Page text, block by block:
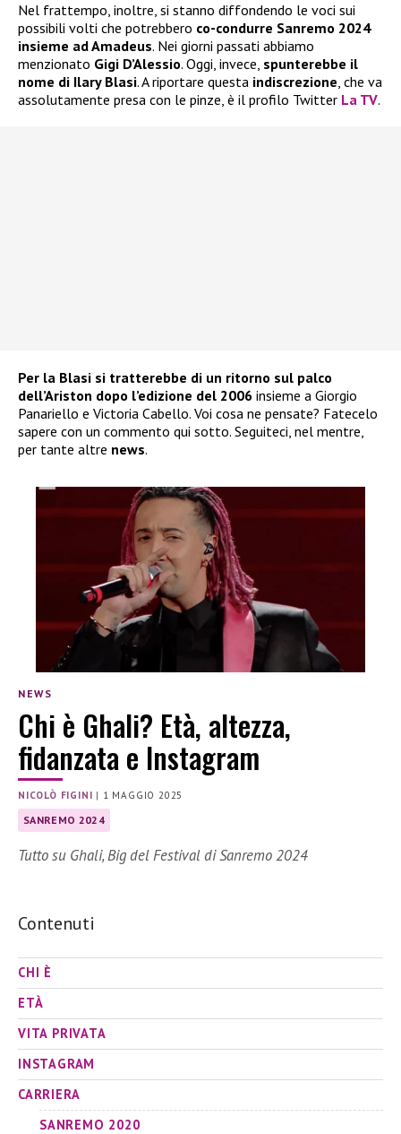
Nel frattempo, inoltre, si stanno diffondendo le voci sui
possibili volti che potrebbero co-condurre Sanremo 2024
insieme ad Amadeus. Nei giorni passati abbiamo
menzionato Gigi D’Alessio. Oggi, invece, spunterebbe il
nome di Ilary Blasi. A riportare questa indiscrezione, che va
assolutamente presa con le pinze, è il profilo Twitter La TV.
Per la Blasi si tratterebbe di un ritorno sul palco
dell’Ariston dopo l’edizione del 2006 insieme a Giorgio
Panariello e Victoria Cabello. Voi cosa ne pensate? Fatecelo
sapere con un commento qui sotto. Seguiteci, nel mentre,
per tante altre news.
NEWS
Chi è Ghali? Età, altezza,
fidanzata e Instagram
NICOLÒ FIGINI | 1 MAGGIO 2025
SANREMO 2024
Tutto su Ghali, Big del Festival di Sanremo 2024
Contenuti
CHI È
ETÀ
VITA PRIVATA
INSTAGRAM
CARRIERA
SANREMO 2020